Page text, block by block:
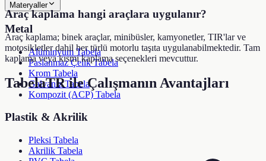
Materyaller
Metal
Alüminyum Tabela
Paslanmaz Çelik Tabela
Krom Tabela
Galvaniz Tabela
Kompozit (ACP) Tabela
Plastik & Akrilik
Pleksi Tabela
Akrilik Tabela
Araç kaplama hangi araçlara uygulanır?
Araç kaplama; binek araçlar, minibüsler, kamyonetler, TIR'lar ve
motosikletler dahil her türlü motorlu taşıta uygulanabilmektedir. Tam
kaplama veya kısmi kaplama seçenekleri mevcuttur.
TabelaTR ile Çalışmanın Avantajları